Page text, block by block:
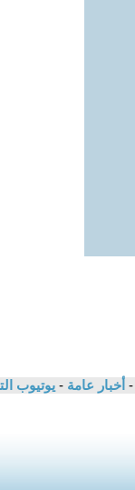
- أخبار عامة - يوتيوب